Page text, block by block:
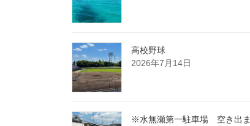
高校野球
2026年7月14日
※水無瀬第一駐車場 空き出ま